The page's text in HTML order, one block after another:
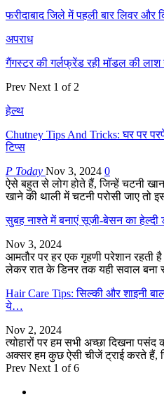
फरीदाबाद जिले में पहली बार लिवर
अपराध
गैंगस्टर की गर्लफ्रेंड रही मॉडल की
Prev Next 1 of 2
हेल्थ
Chutney Tips And Tricks: घर पर
टिप्स
P Today Nov 3, 2024 0
ऐसे बहुत से लोग होते हैं, जिन्हें चटनी
खाने की थाली में चटनी परोसी जाए तो
सुबह नाश्ते में बनाएं सूजी-बेसन का हेल्दी
Nov 3, 2024
आमतौर पर हर एक गृहणी परेशान रहती
लेकर रात के डिनर तक यही सवाल बना
Hair Care Tips: सिल्की और शाइनी
ये…
Nov 2, 2024
त्योहारों पर हम सभी अच्छा दिखना
अक्सर हम कुछ ऐसी चीजें ट्राई करते
Prev Next 1 of 6